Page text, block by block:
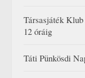
Társasjáték
12 óráig
Táti Pünkösdi